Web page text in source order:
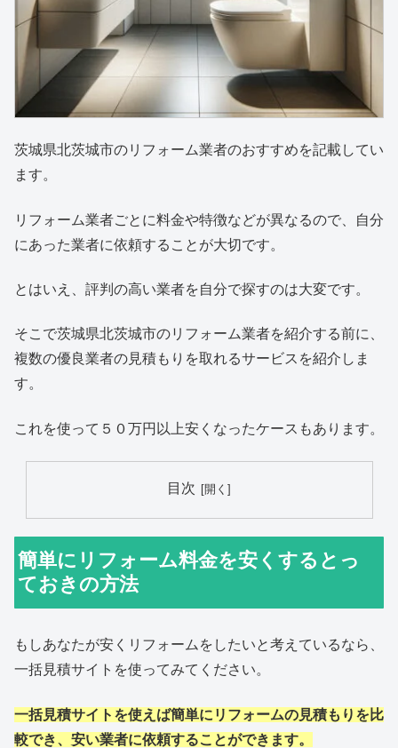
茨城県北茨城市のリフォーム業者のおすすめを記載してい
ます。
リフォーム業者ごとに料金や特徴などが異なるので、自分
にあった業者に依頼することが大切です。
とはいえ、評判の高い業者を自分で探すのは大変です。
そこで茨城県北茨城市のリフォーム業者を紹介する前に、
複数の優良業者の見積もりを取れるサービスを紹介しま
す。
これを使って５０万円以上安くなったケースもあります。
目次
簡単にリフォーム料金を安くするとっ
ておきの方法
もしあなたが安くリフォームをしたいと考えているなら、
一括見積サイトを使ってみてください。
一括見積サイトを使えば簡単にリフォームの見積もりを比
較でき、安い業者に依頼することができます。